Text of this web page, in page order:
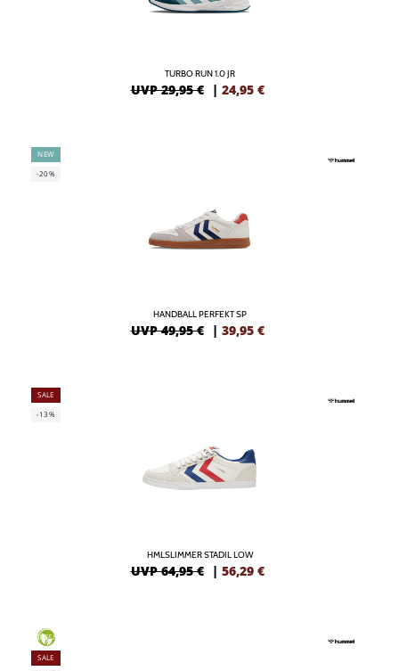
TURBO RUN 1.0 JR
UVP 29,95 € | 24,95 €
NEW
-20%
HANDBALL PERFEKT SP
UVP 49,95 € | 39,95 €
SALE
-13%
HMLSLIMMER STADIL LOW
UVP 64,95 € | 56,29 €
GREEN
SALE